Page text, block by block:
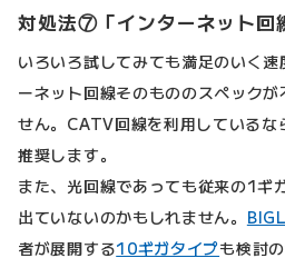
対処法⑦「インターネット回
いろいろ試してみても満足のいく
ーネット回線そのもののスペック
せん。CATV回線を利用しているな
推奨します。
また、光回線であっても従来の1ギ
出ていないのかもしれません。
者が展開する10ギガタイプも検討